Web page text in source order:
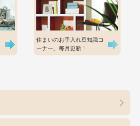
住まいのお手入れ豆知識コ
ーナー。毎月更新！